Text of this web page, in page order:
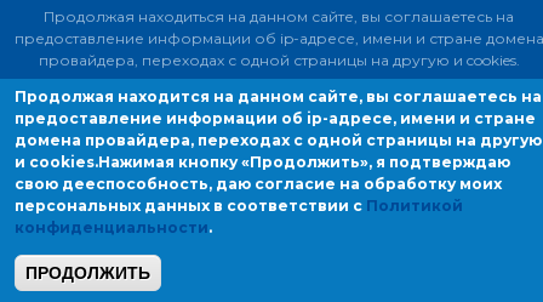
Продолжая находиться на данном сайте, вы соглашаетесь на
предоставление информации об ip-адресе, имени и стране домена
провайдера, переходах с одной страницы на другую и cookies.
Продолжая находится на данном сайте, вы соглашаетесь на
предоставление информации об ip-адресе, имени и стране
домена провайдера, переходах с одной страницы на другую
и cookies.Нажимая кнопку «Продолжить», я подтверждаю
свою дееспособность, даю согласие на обработку моих
персональных данных в соответствии с Политикой
конфиденциальности.
ПРОДОЛЖИТЬ